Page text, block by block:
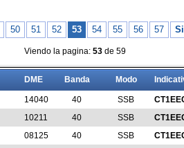
50 51 52 53 54 55 56 57
Viendo la pagina: 53 de 59
DME Banda Modo
14040 40 SSB
10211 40 SSB
08125 40 SSB